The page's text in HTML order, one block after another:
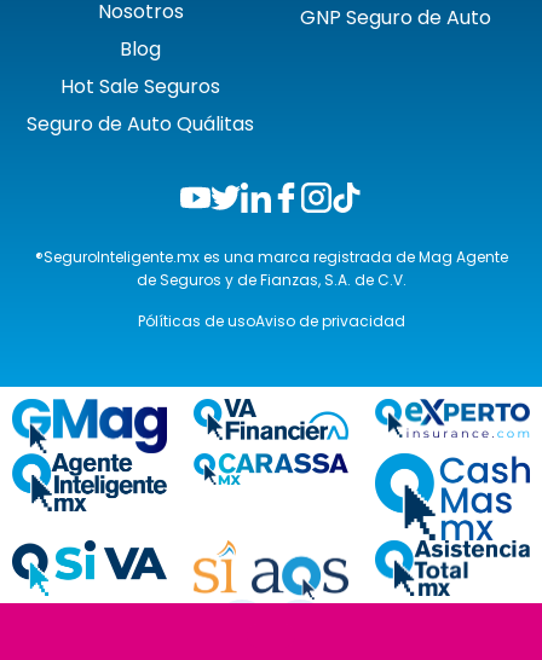
Nosotros
Blog
Hot Sale Seguros
Seguro de Auto Quálitas
GNP Seguro de Auto
®SeguroInteligente.mx es una marca registrada de Mag Agente
de Seguros y de Fianzas, S.A. de C.V.
Pólíticas de usoAviso de privacidad